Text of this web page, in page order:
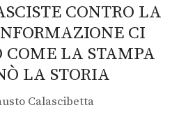
CONTRO LA
CI
COME LA STAMPA
LA STORIA
Calascibetta